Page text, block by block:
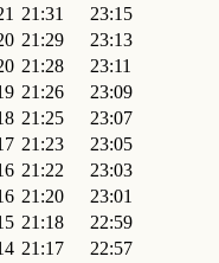
21:31
23:15
21:29
23:13
21:28
23:11
21:26
23:09
21:25
23:07
21:23
23:05
21:22
23:03
21:20
23:01
21:18
22:59
21:17
22:57